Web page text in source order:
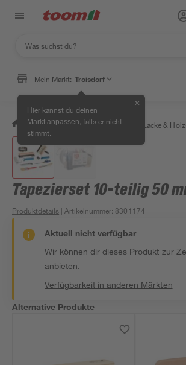
Mein Markt: Troisdorf
Hier kannst du deinen
Markt anpassen , falls er nicht
stimmt.
✕
/ Bauen & Renovieren / Farben, Lacke &
Tapezierset 10-teilig 50
Produktdetails | Artikelnummer: 8301174
Aktuell nicht verfügbar
Wir können dir dieses Produkt zur
anbieten.
Verfügbarkeit in anderen Märkten
Alternative Produkte